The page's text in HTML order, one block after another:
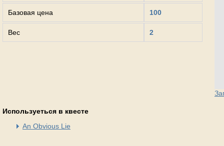
Базовая цена 100
Вес 2
Используеться в квесте
An Obvious Lie